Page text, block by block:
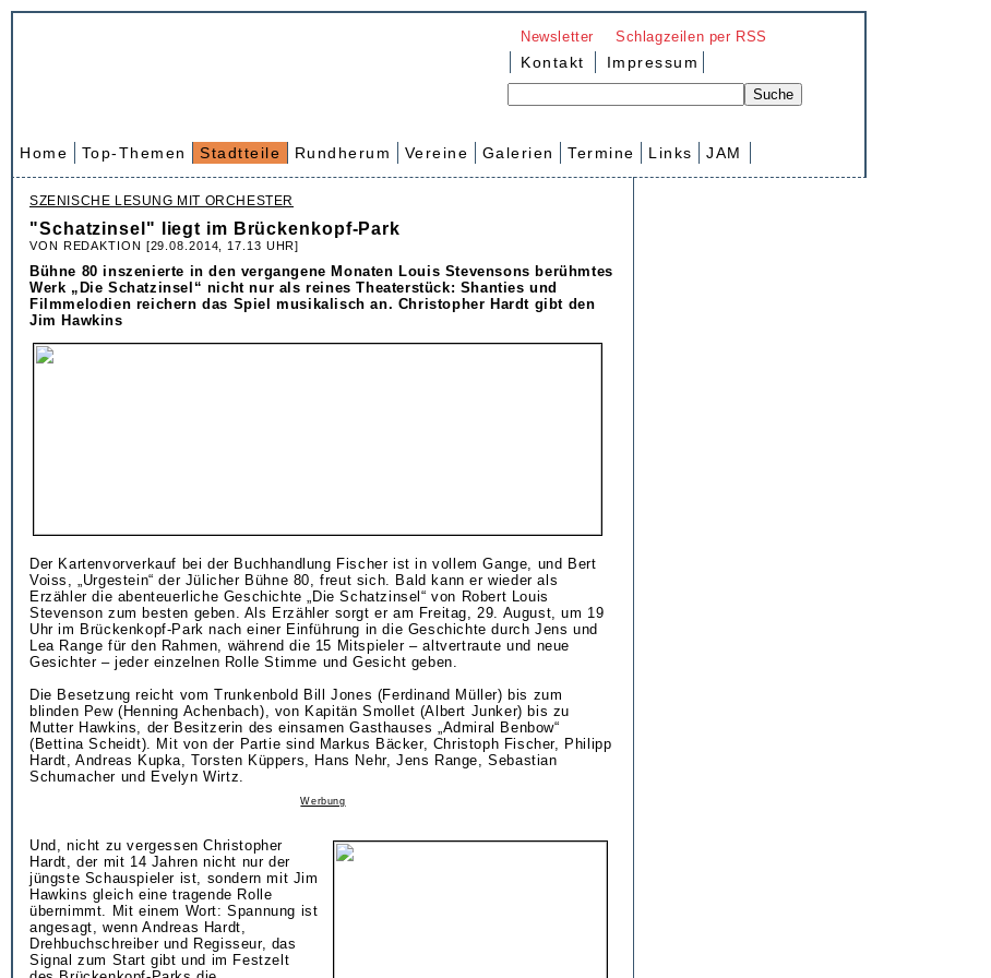
Newsletter Schlagzeilen per RSS
Kontakt Impressum
Home Top-Themen Stadtteile Rundherum Vereine Galerien Termine Links JAM
SZENISCHE LESUNG MIT ORCHESTER
"Schatzinsel" liegt im Brückenkopf-Park
VON REDAKTION [29.08.2014, 17.13 UHR]
Bühne 80 inszenierte in den vergangene Monaten Louis Stevensons berühmtes
Werk „Die Schatzinsel“ nicht nur als reines Theaterstück: Shanties und
Filmmelodien reichern das Spiel musikalisch an. Christopher Hardt gibt den
Jim Hawkins
Der Kartenvorverkauf bei der Buchhandlung Fischer ist in vollem Gange, und Bert
Voiss, „Urgestein“ der Jülicher Bühne 80, freut sich. Bald kann er wieder als
Erzähler die abenteuerliche Geschichte „Die Schatzinsel“ von Robert Louis
Stevenson zum besten geben. Als Erzähler sorgt er am Freitag, 29. August, um 19
Uhr im Brückenkopf-Park nach einer Einführung in die Geschichte durch Jens und
Lea Range für den Rahmen, während die 15 Mitspieler – altvertraute und neue
Gesichter – jeder einzelnen Rolle Stimme und Gesicht geben.
Die Besetzung reicht vom Trunkenbold Bill Jones (Ferdinand Müller) bis zum
blinden Pew (Henning Achenbach), von Kapitän Smollet (Albert Junker) bis zu
Mutter Hawkins, der Besitzerin des einsamen Gasthauses „Admiral Benbow“
(Bettina Scheidt). Mit von der Partie sind Markus Bäcker, Christoph Fischer, Philipp
Hardt, Andreas Kupka, Torsten Küppers, Hans Nehr, Jens Range, Sebastian
Schumacher und Evelyn Wirtz.
Werbung
Und, nicht zu vergessen Christopher
Hardt, der mit 14 Jahren nicht nur der
jüngste Schauspieler ist, sondern mit Jim
Hawkins gleich eine tragende Rolle
übernimmt. Mit einem Wort: Spannung ist
angesagt, wenn Andreas Hardt,
Drehbuchschreiber und Regisseur, das
Signal zum Start gibt und im Festzelt